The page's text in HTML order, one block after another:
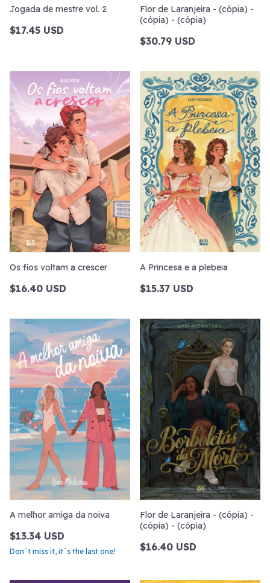
Jogada de mestre vol. 2
$17.45 USD
Flor de Laranjeira - (cópia) -
(cópia) - (cópia)
$30.79 USD
Os fios voltam a crescer
$16.40 USD
A Princesa e a plebeia
$15.37 USD
A melhor amiga da noiva
$13.34 USD
Don´t miss it, it´s the last one!
Flor de Laranjeira - (cópia) -
(cópia) - (cópia)
$16.40 USD